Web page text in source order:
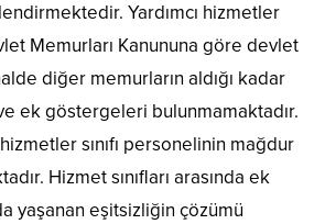
Yardımcı hizmetler
Memurları Kanununa göre devlet
diğer memurların aldığı kadar
ek göstergeleri bulunmamaktadır.
sınıfı personelinin mağdur
Hizmet sınıfları arasında ek
yaşanan eşitsizliğin çözümü